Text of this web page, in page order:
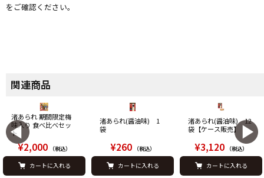
をご確認ください。
関連商品
渚あられ 期間限定梅
味入り 食べ比べセッ
ト
¥2,000 （税込）
カートに入れる
渚あられ(醤油味) 1
袋
¥260 （税込）
カートに入れる
渚あられ(醤油味) 12
袋【ケース販売】
¥3,120 （税込）
カートに入れる